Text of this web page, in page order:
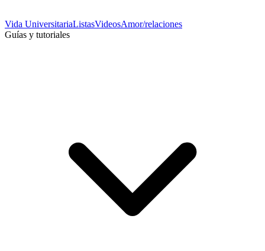
Vida UniversitariaListasVideosAmor/relaciones
Guías y tutoriales